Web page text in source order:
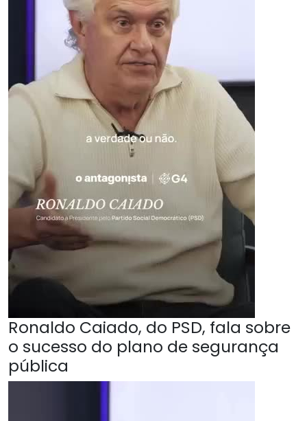
Ronaldo Caiado, do PSD, fala sobre
o sucesso do plano de segurança
pública